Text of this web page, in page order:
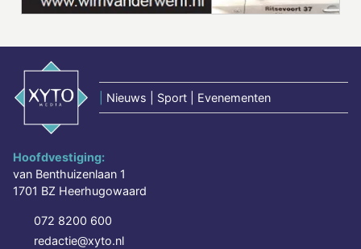
Nieuws | Sport | Evenementen
Hoofdvestiging:
van Benthuizenlaan 1
1701 BZ Heerhugowaard
072 8200 600
redactie@xyto.nl